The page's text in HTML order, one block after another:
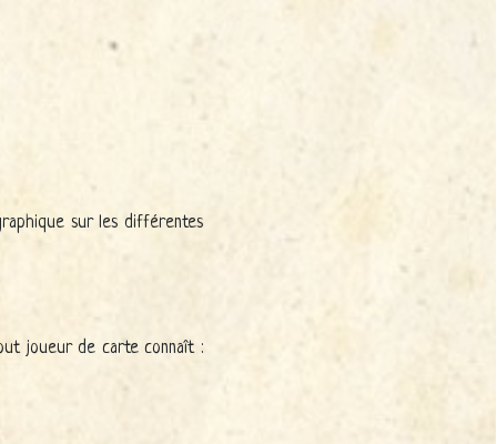
sur les différentes
joueur de carte connaît :